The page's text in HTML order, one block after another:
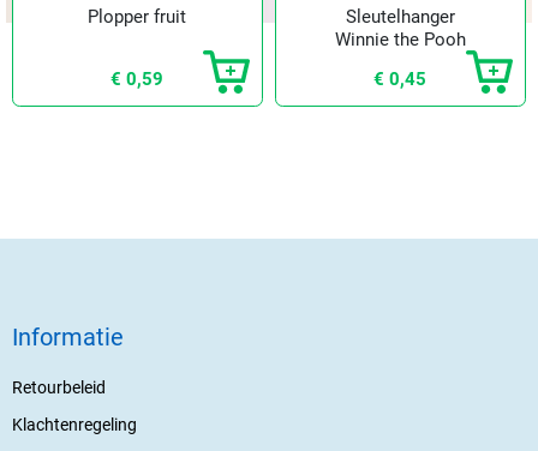
Plopper fruit
€ 0,59
Sleutelhanger
Winnie the Pooh
€ 0,45
Informatie
Retourbeleid
Klachtenregeling